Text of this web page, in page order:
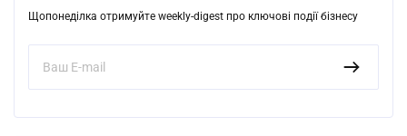
Щопонеділка отримуйте weekly-digest про ключові події бізнесу